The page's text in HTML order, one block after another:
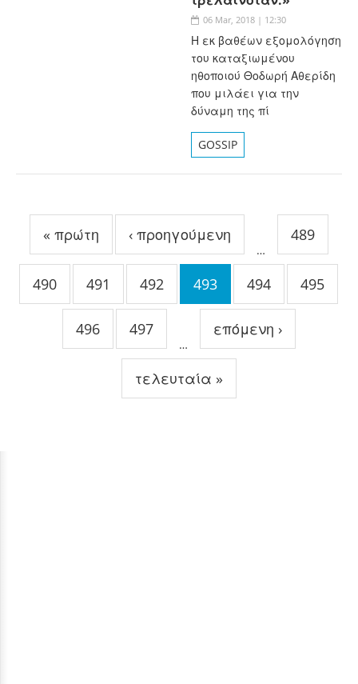
06 Mar, 2018 | 12:30
Η εκ βαθέων εξομολόγηση
του καταξιωμένου
ηθοποιού Θοδωρή Αθερίδη
που μιλάει για την
δύναμη της πί
GOSSIP
« πρώτη ‹ προηγούμενη
…
489
490 491 492 493 494 495
496 497
…
επόμενη ›
τελευταία »